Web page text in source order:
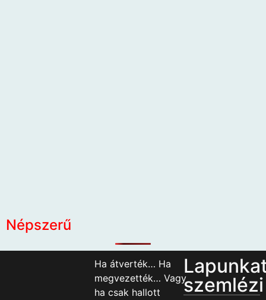
Népszerű
Ha átverték… Ha
megvezették… Vagy
ha csak hallott
szemlézi